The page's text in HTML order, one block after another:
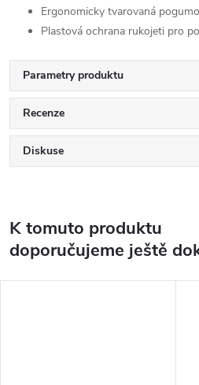
Ergonomicky tvarovaná
Plastová ochrana rukojeti pro
Parametry produktu
Recenze
Diskuse
K tomuto produktu
doporučujeme ještě